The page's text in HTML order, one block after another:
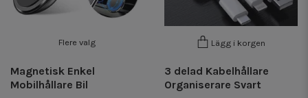
Flere valg
Magnetisk Enkel
Mobilhållare Bil
Lägg i korgen
3 delad Kabelhållare
Organiserare Svart